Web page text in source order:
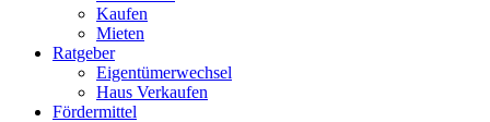
Kaufen
Mieten
Ratgeber
Eigentümerwechsel
Haus Verkaufen
Fördermittel